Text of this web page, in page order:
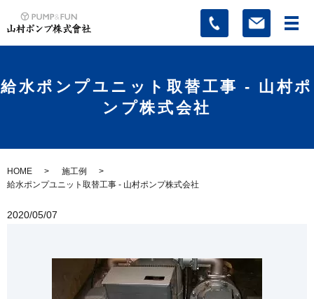
給水ポンプユニット取替工事 - 山村ポ
ンプ株式会社
HOME
施工例
給水ポンプユニット取替工事 - 山村ポンプ株式会社
2020/05/07